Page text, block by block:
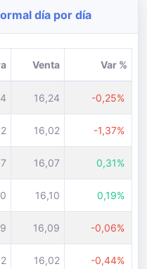
día por día
Venta Var %
16,24 -0,25%
16,02 -1,37%
16,07 0,31%
16,10 0,19%
16,09 -0,06%
16,02 -0,44%